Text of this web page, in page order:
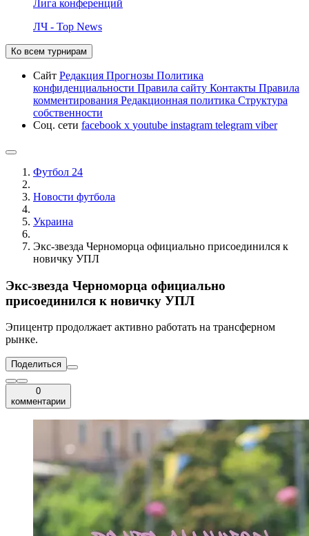
Лига конференций
ЛЧ - Top News
Ко всем турнирам
Сайт Редакция Прогнозы Политика
конфиденциальности Правила сайту Контакты Правила
комментирования Редакционная политика Структура
собственности
Соц. сети facebook x youtube instagram telegram viber
Футбол 24
Новости футбола
Украина
Экс-звезда Черноморца официально присоединился к
новичку УПЛ
Экс-звезда Черноморца официально
присоединился к новичку УПЛ
Эпицентр продолжает активно работать на трансферном
рынке.
Поделиться
0
комментарии